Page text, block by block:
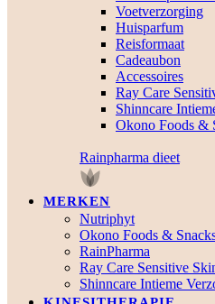
Voetverzorging
Huisparfum
Reisformaat
Cadeaubon
Accessoires
Ray Care
Shinncare
Okono Foods &
Rainpharma dieet
MERKEN
Nutriphyt
Okono Foods &
RainPharma
Ray Care Sensitive
Shinncare Intieme